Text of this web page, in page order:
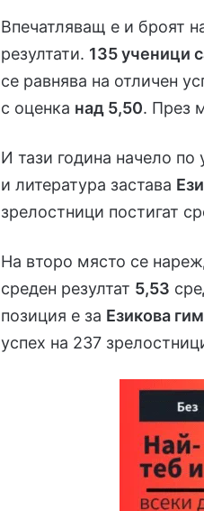
Впечатляващ е и броят
резултати. 135 ученици
се равнява на отличен
с оценка над 5,50. През
И тази година начело по
и литература застава
зрелостници постигат
На второ място се
среден резултат 5,53
позиция е за Езикова
успех на 237